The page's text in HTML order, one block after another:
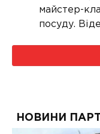
майстер-
посуду.